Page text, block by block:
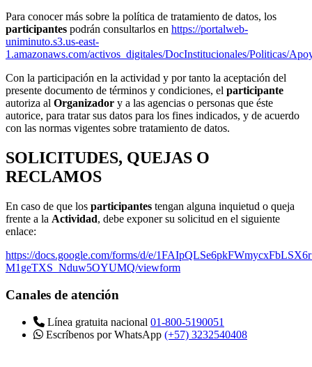
Para conocer más sobre la política de tratamiento de datos, los
participantes podrán consultarlos en https://portalweb-
uniminuto.s3.us-east-
1.amazonaws.com/activos_digitales/DocInstitucionales/Politicas/
Con la participación en la actividad y por tanto la aceptación del
presente documento de términos y condiciones, el participante
autoriza al Organizador y a las agencias o personas que éste
autorice, para tratar sus datos para los fines indicados, y de acuerdo
con las normas vigentes sobre tratamiento de datos.
SOLICITUDES, QUEJAS O
RECLAMOS
En caso de que los participantes tengan alguna inquietud o queja
frente a la Actividad, debe exponer su solicitud en el siguiente
enlace:
https://docs.google.com/forms/d/e/
M1geTXS_Nduw5OYUMQ/viewform
Canales de atención
Línea gratuita nacional 01-800-5190051
Escríbenos por WhatsApp (+57) 3232540408